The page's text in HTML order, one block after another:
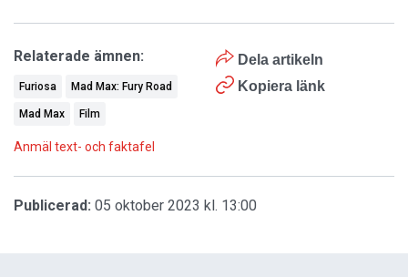
Dela artikeln
Kopiera länk
Relaterade ämnen:
Furiosa Mad Max: Fury Road
Mad Max Film
Anmäl text- och faktafel
Publicerad: 05 oktober 2023 kl. 13:00